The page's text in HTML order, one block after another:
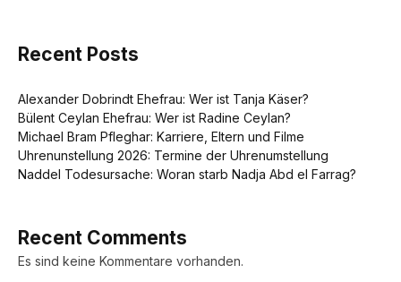
Recent Posts
Alexander Dobrindt Ehefrau: Wer ist Tanja Käser?
Bülent Ceylan Ehefrau: Wer ist Radine Ceylan?
Michael Bram Pfleghar: Karriere, Eltern und Filme
Uhrenunstellung 2026: Termine der Uhrenumstellung
Naddel Todesursache: Woran starb Nadja Abd el Farrag?
Recent Comments
Es sind keine Kommentare vorhanden.